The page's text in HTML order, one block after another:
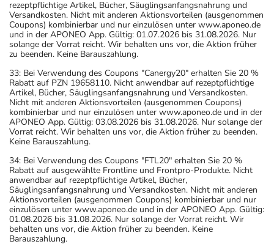
rezeptpflichtige Artikel, Bücher, Säuglingsanfangsnahrung und
Versandkosten. Nicht mit anderen Aktionsvorteilen (ausgenommen
Coupons) kombinierbar und nur einzulösen unter www.aponeo.de
und in der APONEO App. Gültig: 01.07.2026 bis 31.08.2026. Nur
solange der Vorrat reicht. Wir behalten uns vor, die Aktion früher
zu beenden. Keine Barauszahlung.
33: Bei Verwendung des Coupons "Canergy20" erhalten Sie 20 %
Rabatt auf PZN 19658110. Nicht anwendbar auf rezeptpflichtige
Artikel, Bücher, Säuglingsanfangsnahrung und Versandkosten.
Nicht mit anderen Aktionsvorteilen (ausgenommen Coupons)
kombinierbar und nur einzulösen unter www.aponeo.de und in der
APONEO App. Gültig: 03.08.2026 bis 31.08.2026. Nur solange der
Vorrat reicht. Wir behalten uns vor, die Aktion früher zu beenden.
Keine Barauszahlung.
34: Bei Verwendung des Coupons "FTL20" erhalten Sie 20 %
Rabatt auf ausgewählte Frontline und Frontpro-Produkte. Nicht
anwendbar auf rezeptpflichtige Artikel, Bücher,
Säuglingsanfangsnahrung und Versandkosten. Nicht mit anderen
Aktionsvorteilen (ausgenommen Coupons) kombinierbar und nur
einzulösen unter www.aponeo.de und in der APONEO App. Gültig:
01.08.2026 bis 31.08.2026. Nur solange der Vorrat reicht. Wir
behalten uns vor, die Aktion früher zu beenden. Keine
Barauszahlung.